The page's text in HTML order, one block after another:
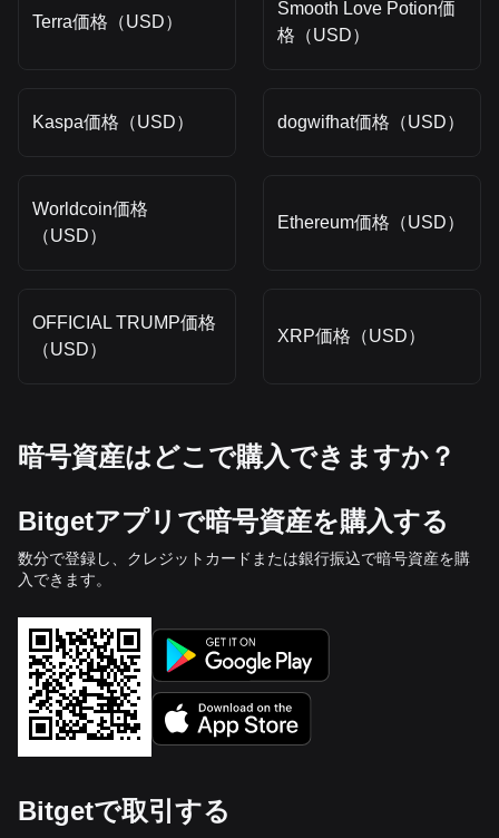
Terra価格（USD）
Smooth Love Potion価
格（USD）
Kaspa価格（USD） dogwifhat価格（USD）
Worldcoin価格
（USD）
Ethereum価格（USD）
OFFICIAL TRUMP価格
（USD）
XRP価格（USD）
暗号資産はどこで購入できますか？
Bitgetアプリで暗号資産を購入する
数分で登録し、クレジットカードまたは銀行振込で暗号資産を購
入できます。
Bitgetで取引する